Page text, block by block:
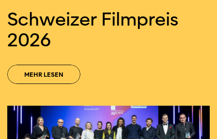
Schweizer Filmpreis
2026
MEHR LESEN